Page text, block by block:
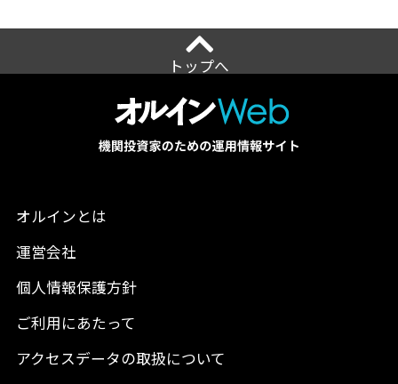
トップへ
オルインとは
運営会社
個人情報保護方針
ご利用にあたって
アクセスデータの取扱について